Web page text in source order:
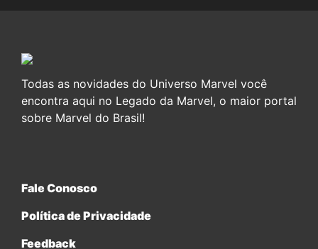
Todas as novidades do Universo Marvel você
encontra aqui no Legado da Marvel, o maior portal
sobre Marvel do Brasil!
Fale Conosco
Política de Privacidade
Feedback